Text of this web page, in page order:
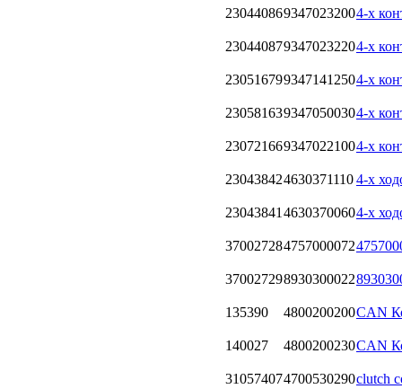
2304408693470232004-х
2304408793470232204-х
2305167993471412504-х
2305816393470500304-х
2307216693470221004-х
2304384246303711104-х
23043841 46303700604-х
370027284757000072
370027298930300022
135390 4800200200CAN
140027 4800200230CAN
310574074700530290clutch